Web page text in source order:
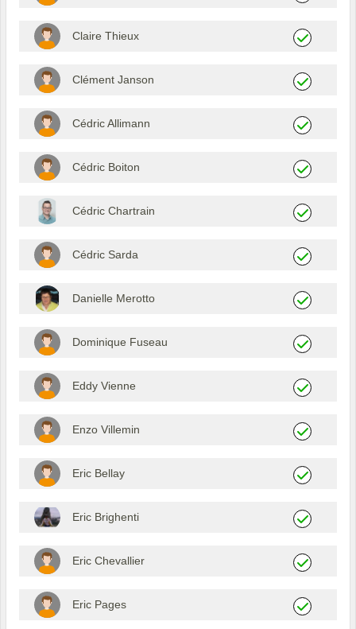
Claire Thieux
Clément Janson
Cédric Allimann
Cédric Boiton
Cédric Chartrain
Cédric Sarda
Danielle Merotto
Dominique Fuseau
Eddy Vienne
Enzo Villemin
Eric Bellay
Eric Brighenti
Eric Chevallier
Eric Pages